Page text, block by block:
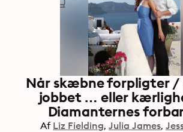
Når skæbne forpligter /
jobbet … eller
Diamanternes
Af Liz Fielding Julia James